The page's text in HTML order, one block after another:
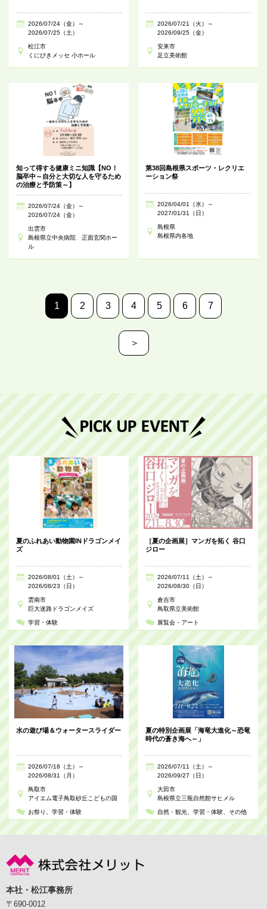
2026/07/24（金）～
2026/07/25（土）
松江市
くにびきメッセ 小ホール
2026/07/21（火）～
2026/09/25（金）
安来市
足立美術館
知って得する健康ミニ知識【NO！
脳卒中～自分と大切な人を守るため
の治療と予防策～】
2026/07/24（金）～
2026/07/24（金）
出雲市
島根県立中央病院 正面玄関ホー
ル
第38回島根県スポーツ・レクリエ
ーション祭
2026/04/01（水）～
2027/01/31（日）
島根県
島根県内各地
1 2 3 4 5 6 7
＞
夏のふれあい動物園INドラゴンメイ
ズ
2026/08/01（土）～
2026/08/23（日）
雲南市
巨大迷路ドラゴンメイズ
学習・体験
［夏の企画展］マンガを拓く 谷口
ジロー
2026/07/11（土）～
2026/08/30（日）
倉吉市
鳥取県立美術館
展覧会・アート
水の遊び場＆ウォータースライダー
2026/07/18（土）～
2026/08/31（月）
鳥取市
アイエム電子鳥取砂丘こどもの国
お祭り 学習・体験
夏の特別企画展「海竜大進化～恐竜
時代の蒼き海へ～」
2026/07/11（土）～
2026/09/27（日）
大田市
島根県立三瓶自然館サヒメル
自然・観光 学習・体験 その他
本社・松江事務所
〒690-0012